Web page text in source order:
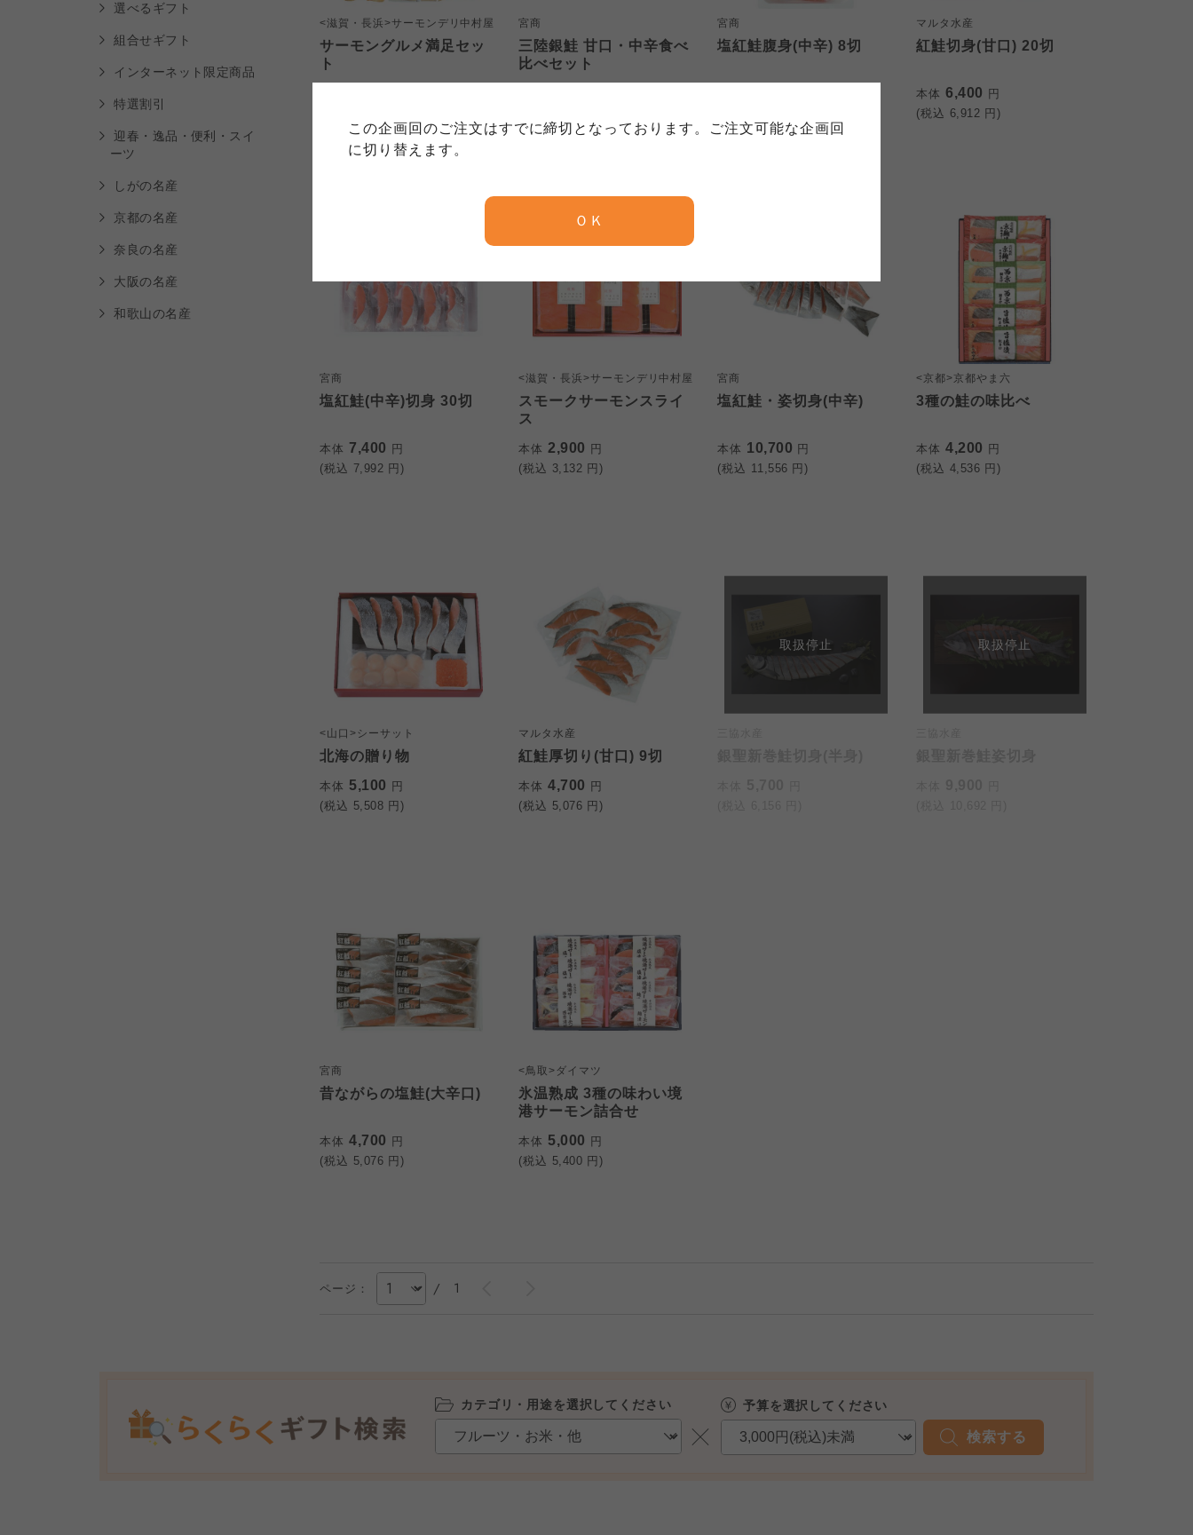
この企画回のご注文はすでに締切となっております。ご注文可能な企画回
に切り替えます。
ＯＫ
選べるギフト
組合せギフト
インターネット限定商品
特選割引
迎春・逸品・便利・スイ
ーツ
しがの名産
京都の名産
奈良の名産
大阪の名産
和歌山の名産
<滋賀・長浜>サーモンデリ中村屋
サーモングルメ満足セッ
ト
宮商
三陸銀鮭 甘口・中辛食べ
比べセット
宮商
塩紅鮭腹身(中辛) 8切
マルタ水産
紅鮭切身(甘口) 20切
本体 6,400 円
(税込 6,912 円)
宮商
塩紅鮭(中辛)切身 30切
本体 7,400 円
(税込 7,992 円)
<滋賀・長浜>サーモンデリ中村屋
スモークサーモンスライ
ス
本体 2,900 円
(税込 3,132 円)
宮商
塩紅鮭・姿切身(中辛)
本体 10,700 円
(税込 11,556 円)
<京都>京都やま六
3種の鮭の味比べ
本体 4,200 円
(税込 4,536 円)
<山口>シーサット
北海の贈り物
本体 5,100 円
(税込 5,508 円)
マルタ水産
紅鮭厚切り(甘口) 9切
本体 4,700 円
(税込 5,076 円)
取扱停止 取扱停止
宮商
昔ながらの塩鮭(大辛口)
本体 4,700 円
(税込 5,076 円)
<鳥取>ダイマツ
氷温熟成 3種の味わい境
港サーモン詰合せ
本体 5,000 円
(税込 5,400 円)
ページ： / 1
カテゴリ・用途を選択してください 予算を選択してください
検索する
ご利用約款（ご利用規約・ご利用規程）について
このサイトは7つの生協から業務委託を受けて、コープきんき事業連合が運営しています。ご自身が加入されている生協が定
める利用約款をご確認のうえ、ご利用ください。なお、クチコミ投稿については、利用約款の細則として規定されています。
おおさかパルコープ
よどがわ市民生協 大阪いずみ市民生協 わかやま市民生協
個人情報保護方針について
このサイトは7つの生協から業務委託を受けて、コープきんき事業連合が運営しています。お預かりしている個人情報につい
ては、コープ事業連合、ならびに各生協の「個人情報保護方針」にもどづいて、コープ事業連合が適切に管理をおこなってい
ます。
コープ事業連合、ならびに各生協の「個人情報保護方針」については各生協のボタンをクリックしてご確認ください。
ならコープ おおさかパルコープ
大阪いずみ市民生協 わかやま市民生協
特定商取引法に基づく表記について
このサイトは7つの生協から業務委託を受けて、コープきんき事業連合が運営しています。販売責任者は、それぞれご利用の
各生協の「特定商取引法に基づく表記について」については各生協のボタンをクリックしてご確認ください。
おおさかパルコープ
大阪いずみ市民生協 わかやま市民生協